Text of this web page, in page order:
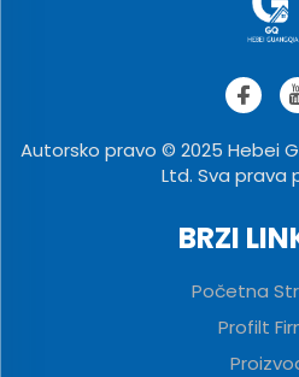
Autorsko pravo © 2025 Hebei
Ltd. Sva prava
BRZI
Početna
Profilt